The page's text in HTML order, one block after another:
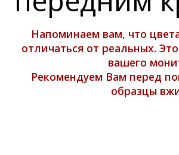
Напоминаем вам, что
отличаться от реальных.
вашего
Рекомендуем Вам перед
образцы